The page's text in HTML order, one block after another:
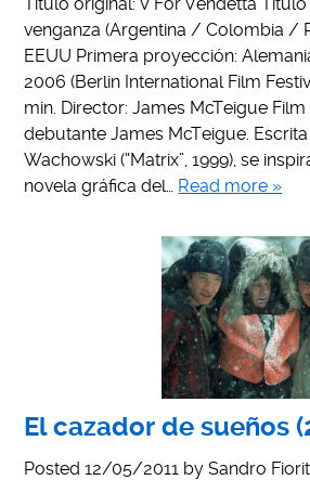
venganza (Argentina / Colombia /
EEUU Primera proyección:
2006 (Berlin International Film
min. Director: James McTeigue
debutante James McTeigue.
Wachowski (“Matrix”, 1999), se
novela gráfica del… Read more »
El cazador de sueños
Posted12/05/2011 bySandro